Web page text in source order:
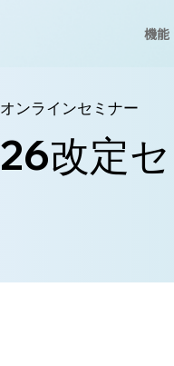
機能
オンラインセミナー
26改定